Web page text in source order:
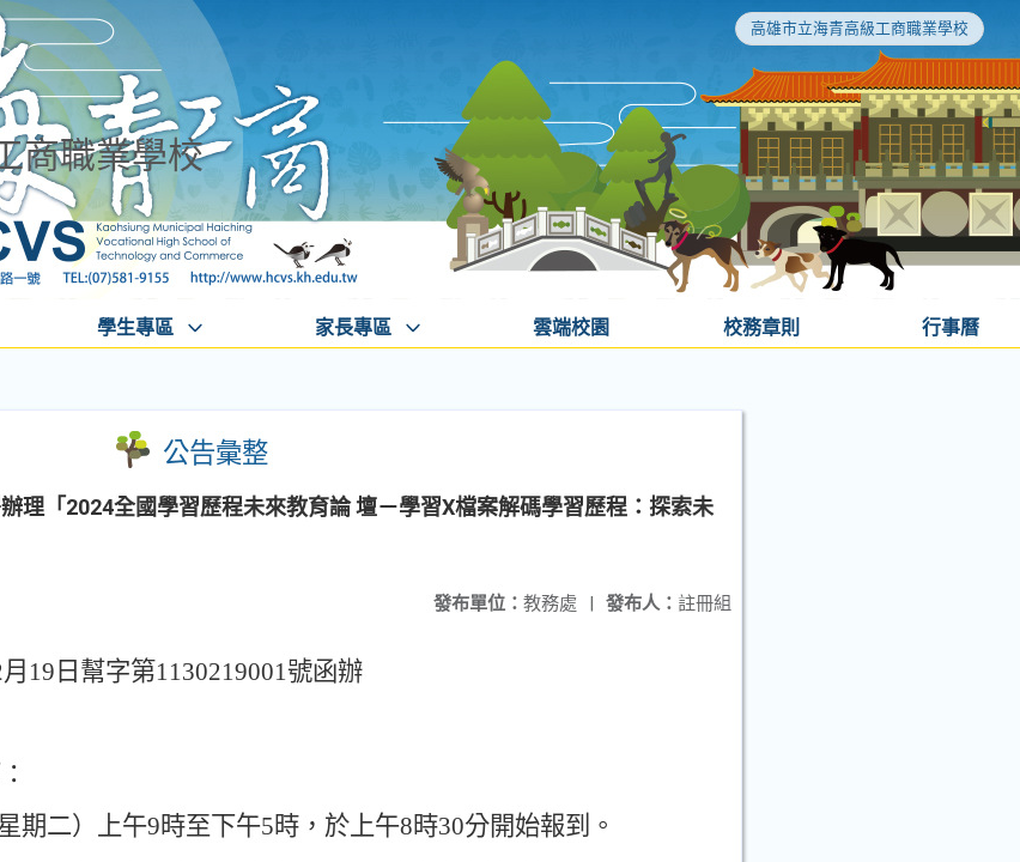
高雄市立海青高級工商職業學校
商職業學校
學生專區 家長專區 雲端校園 校務章則 行事曆
公告彙整
理「2024全國學習歷程未來教育論 壇－學習X檔案解碼學習歷程：探索未
發布人： 註冊組
發布單位： 教務處 |
月 19 日幫字第1130219001號函辦
：
期二） 上午9時至下午5時 ， 於上午8時30分開始報到 。